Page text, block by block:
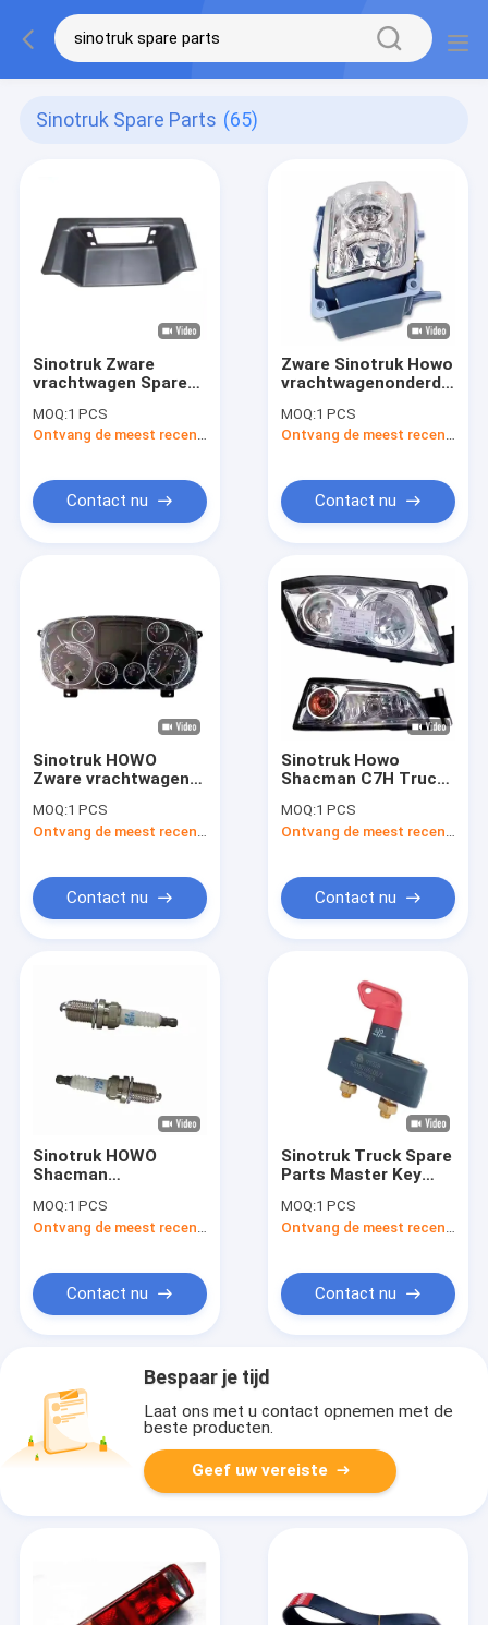
Sinotruk Spare Parts (65)
Sinotruk Zware
vrachtwagen Spare
Accessory Foot
Pedal Guard Truck
MOQ:1 PCS
Ontvang de meest recente Prijs
Contact nu
Zware Sinotruk Howo
vrachtwagenonderdelen
WG9719720001
Originele koplamp
MOQ:1 PCS
Ontvang de meest recente Prijs
Contact nu
Sinotruk HOWO
Zware vrachtwagen
Dashboard
WG9918581111 Voor
MOQ:1 PCS
Contact nu
Sinotruk Howo
Shacman C7H Truck
812W25101-6002
Rechter voorlicht
MOQ:1 PCS
Contact nu
Sinotruk HOWO
Shacman
Motordeeltjes
Vuurstekker Original
MOQ:1 PCS
Contact nu
Sinotruk Truck Spare
Parts Master Key
stroomvoorziening
Hoofdschakelaar
MOQ:1 PCS
Contact nu
Bespaar je tijd
Laat ons met u contact opnemen met de
beste producten.
Geef uw vereiste